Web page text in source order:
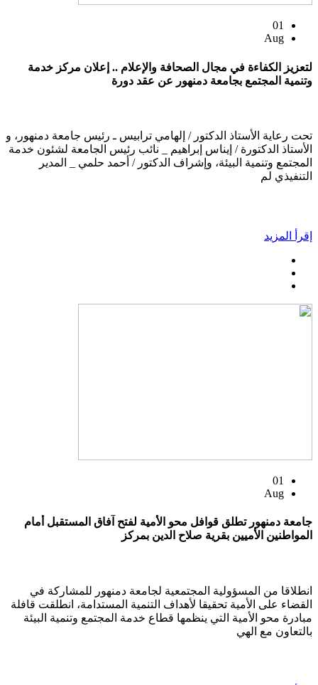
01
Aug
لتعزيز الكفاءة في مجال الصحافة والإعلام .. إعلان مركز خدمة
وتنمية المجتمع بجامعة دمنهور عن عقد دورة
تحت رعاية الأستاذ الدكتور / إلهامي ترابيس ـ رئيس جامعة دمنهور، و
الأستاذ الدكتورة / إيناس إبراهيم _ نائب رئيس الجامعة لشئون خدمة
المجتمع وتنمية البيئة، وإشراف الدكتور / أحمد حلمي _ المدير
التنفيذي لم
إقرأ المزيد
01
Aug
جامعة دمنهور تطلق قوافل محو الأمية لفتح آفاق المستقبل أمام
المواطنين الأميين بقرية صلاح الدين بمركز
انطلاقا من المسؤولية المجتمعية لجامعة دمنهور للمشاركة في
القضاء على الأمية تحقيقا لأهداف التنمية المستدامة، انطلقت قافلة
مبادرة محو الأمية التي ينظمها قطاع خدمة المجتمع وتنمية البيئة
بالتعاون مع الهي